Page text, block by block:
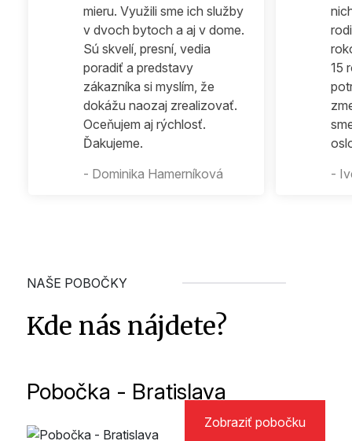
mieru. Využili sme ich služby
v dvoch bytoch a aj v dome.
Sú skvelí, presní, vedia
poradiť a predstavy
zákazníka si myslím, že
dokážu naozaj zrealizovať.
Oceňujem aj rýchlosť.
Ďakujeme.
- Dominika Hamerníková
15
-
NAŠE POBOČKY
Kde nás nájdete?
Pobočka - Bratislava
Zobraziť pobočku